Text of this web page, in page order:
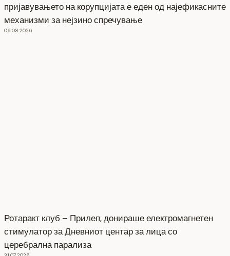
пријавувањето на корупцијата е еден од најефикасните
механизми за нејзино спречување
06.08.2026
Ротаракт клуб – Прилеп, донираше електромагнетен
стимулатор за Дневниот центар за лица со
церебрална парализа